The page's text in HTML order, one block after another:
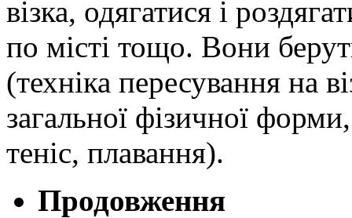
візка, одягатися і
по місті тощо. Вони
(техніка пересування на
загальної фізичної
теніс, плавання).
Продовження